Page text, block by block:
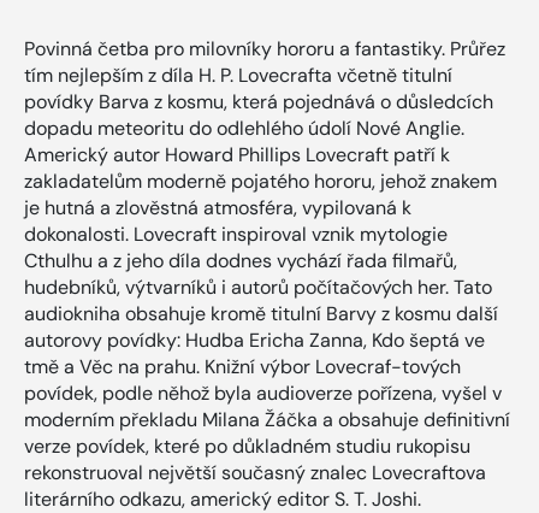
Povinná četba pro milovníky hororu a fantastiky. Průřez
tím nejlepším z díla H. P. Lovecrafta včetně titulní
povídky Barva z kosmu, která pojednává o důsledcích
dopadu meteoritu do odlehlého údolí Nové Anglie.
Americký autor Howard Phillips Lovecraft patří k
zakladatelům moderně pojatého hororu, jehož znakem
je hutná a zlověstná atmosféra, vypilovaná k
dokonalosti. Lovecraft inspiroval vznik mytologie
Cthulhu a z jeho díla dodnes vychází řada filmařů,
hudebníků, výtvarníků i autorů počítačových her. Tato
audiokniha obsahuje kromě titulní Barvy z kosmu další
autorovy povídky: Hudba Ericha Zanna, Kdo šeptá ve
tmě a Věc na prahu. Knižní výbor Lovecraf-tových
povídek, podle něhož byla audioverze pořízena, vyšel v
moderním překladu Milana Žáčka a obsahuje definitivní
verze povídek, které po důkladném studiu rukopisu
rekonstruoval největší současný znalec Lovecraftova
literárního odkazu, americký editor S. T. Joshi.